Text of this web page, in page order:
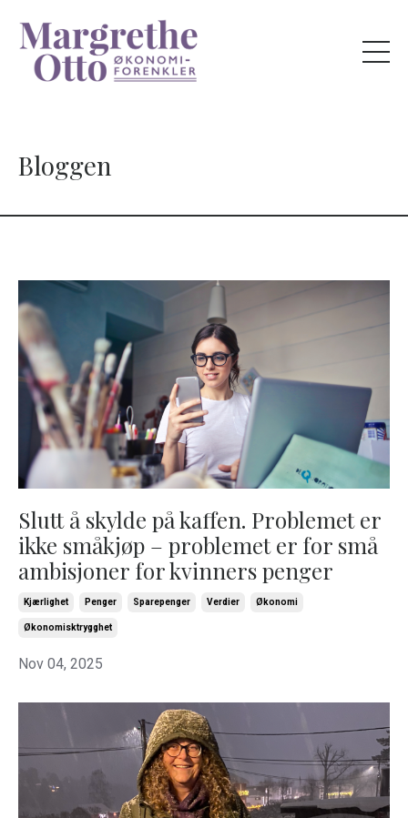
Bloggen
Slutt å skylde på kaffen. Problemet er
ikke småkjøp – problemet er for små
ambisjoner for kvinners penger
Kjærlighet Penger Sparepenger Verdier Økonomi
Økonomisktrygghet
Nov 04, 2025